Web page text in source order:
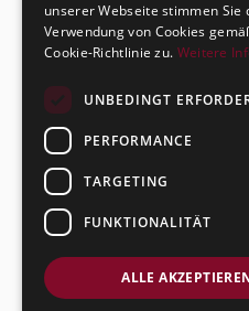
unserer Webseite stimmen Sie
Verwendung von Cookies
Cookie-Richtlinie zu. Weitere
UNBEDINGT
PERFORMANCE
TARGETING
FUNKTIONALITÄT
ALLE